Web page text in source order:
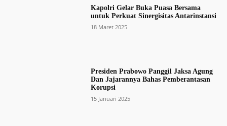
Kapolri Gelar Buka Puasa Bersama
untuk Perkuat Sinergisitas Antarinstansi
18 Maret 2025
Presiden Prabowo Panggil Jaksa Agung
Dan Jajarannya Bahas Pemberantasan
Korupsi
15 Januari 2025